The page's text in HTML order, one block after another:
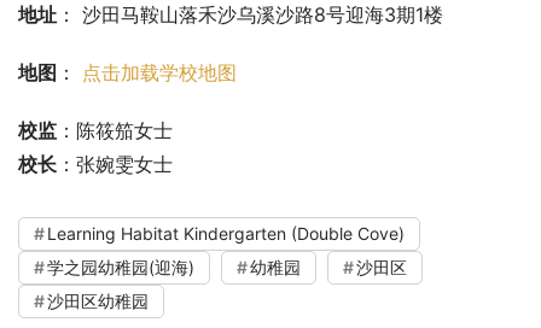
地址 ： 沙田马鞍山落禾沙乌溪沙路8号迎海3期1楼
地图 ： 点击加载学校地图
校监 ：陈筱笳女士
校长 ：张婉雯女士
Learning Habitat Kindergarten (Double Cove)
学之园幼稚园(迎海)
幼稚园
沙田区
沙田区幼稚园